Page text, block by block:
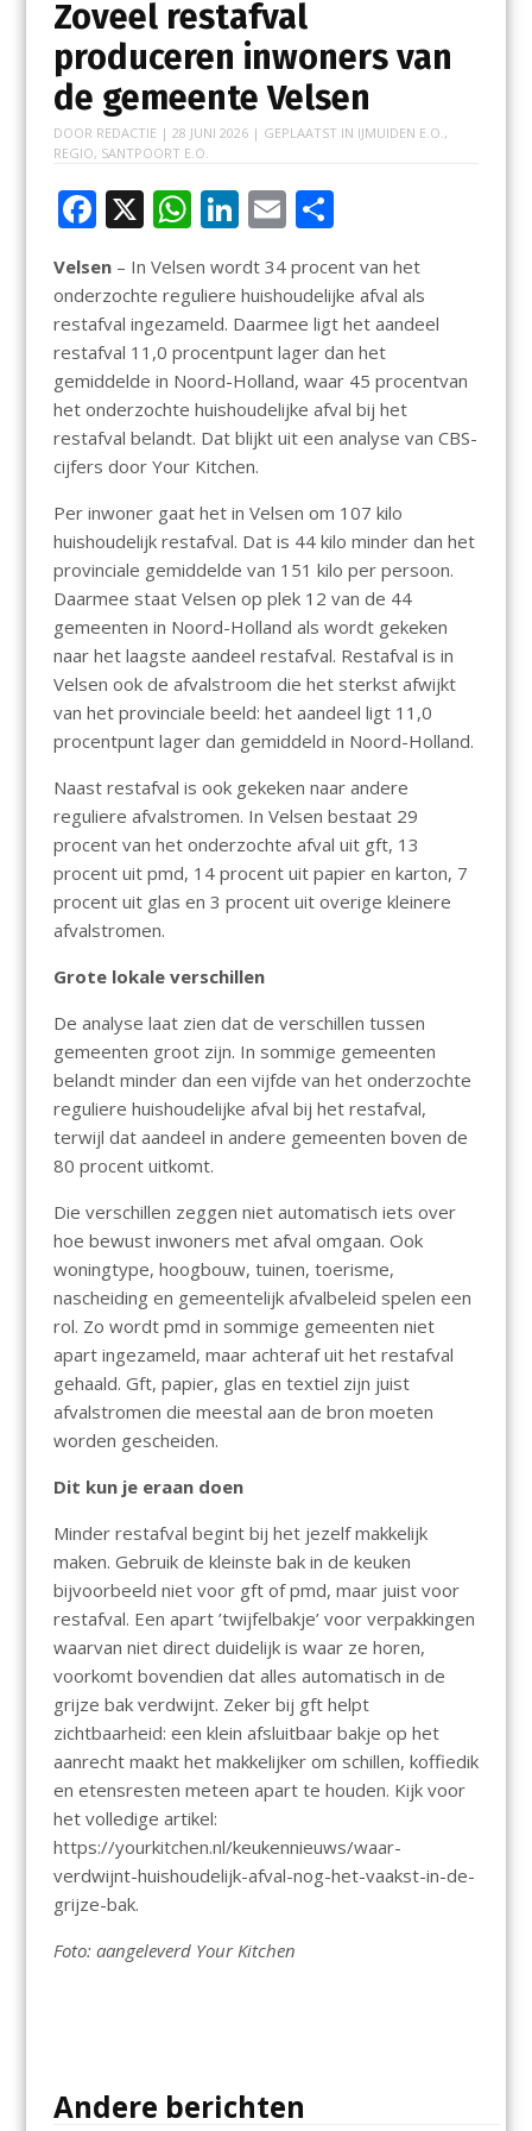
Zoveel restafval
produceren inwoners van
de gemeente Velsen
DOOR REDACTIE | 28 JUNI 2026| GEPLAATST IN IJMUIDEN E.O. ,
REGIO, SANTPOORT E.O.
F
e
b
o
o
k
X W
at
s
A
p
p
Li
n
k
e
dI
n
E
ai
l
D
e
n
Velsen– In Velsen wordt 34 procent van het
onderzochte reguliere huishoudelijke afval als
restafval ingezameld. Daarmee ligt het aandeel
restafval 11,0 procentpunt lager dan het
gemiddelde in Noord-Holland, waar 45 procentvan
het onderzochte huishoudelijke afval bij het
restafval belandt. Dat blijkt uit een analyse van CBS-
cijfers door Your Kitchen.
Per inwoner gaat het in Velsen om 107 kilo
huishoudelijk restafval. Dat is 44 kilo minder dan het
provinciale gemiddelde van 151 kilo per persoon.
Daarmee staat Velsen op plek 12 van de 44
gemeenten in Noord-Holland als wordt gekeken
naar het laagste aandeel restafval. Restafval is in
Velsen ook de afvalstroom die het sterkst afwijkt
van het provinciale beeld: het aandeel ligt 11,0
procentpunt lager dan gemiddeld in Noord-Holland.
Naast restafval is ook gekeken naar andere
reguliere afvalstromen. In Velsen bestaat 29
procent van het onderzochte afval uit gft, 13
procent uit pmd, 14 procent uit papier en karton, 7
procent uit glas en 3 procent uit overige kleinere
afvalstromen.
Grote lokale verschillen
De analyse laat zien dat de verschillen tussen
gemeenten groot zijn. In sommige gemeenten
belandt minder dan een vijfde van het onderzochte
reguliere huishoudelijke afval bij het restafval,
terwijl dat aandeel in andere gemeenten boven de
80 procent uitkomt.
Die verschillen zeggen niet automatisch iets over
hoe bewust inwoners met afval omgaan. Ook
woningtype, hoogbouw, tuinen, toerisme,
nascheiding en gemeentelijk afvalbeleid spelen een
rol. Zo wordt pmd in sommige gemeenten niet
apart ingezameld, maar achteraf uit het restafval
gehaald. Gft, papier, glas en textiel zijn juist
afvalstromen die meestal aan de bron moeten
worden gescheiden.
Dit kun je eraan doen
Minder restafval begint bij het jezelf makkelijk
maken. Gebruik de kleinste bak in de keuken
bijvoorbeeld niet voor gft of pmd, maar juist voor
restafval. Een apart ’twijfelbakje’ voor verpakkingen
waarvan niet direct duidelijk is waar ze horen,
voorkomt bovendien dat alles automatisch in de
grijze bak verdwijnt. Zeker bij gft helpt
zichtbaarheid: een klein afsluitbaar bakje op het
aanrecht maakt het makkelijker om schillen, koffiedik
en etensresten meteen apart te houden. Kijk voor
het volledige artikel:
https://yourkitchen.nl/keukennieuws/waar-
verdwijnt-huishoudelijk-afval-nog-het-vaakst-in-de-
grijze-bak.
Foto: aangeleverd Your Kitchen
Andere berichten